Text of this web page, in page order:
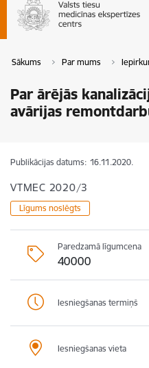
Sākums Par mums
Par ārējās
avārijas
Publikācijas datums: 16.11.2020.
VTMEC 2020/3
Līgums noslēgts
Paredzamā līgumcena
40000
Iesniegšanas termiņš
Iesniegšanas vieta